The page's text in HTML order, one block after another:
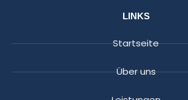
LINKS
Startseite
Über uns